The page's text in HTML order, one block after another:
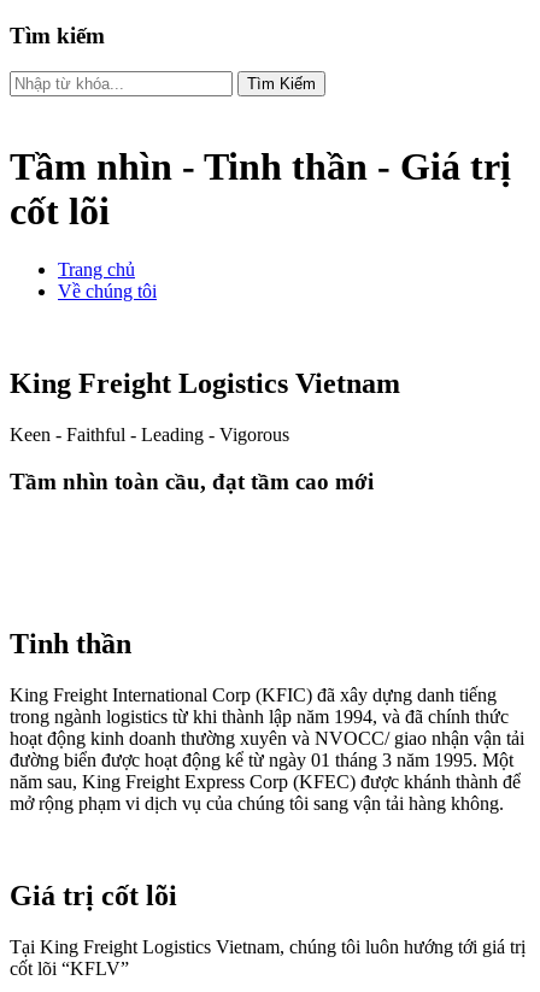
Tìm kiếm
Tìm Kiếm
Tầm nhìn - Tinh thần - Giá trị
cốt lõi
Trang chủ
Về chúng tôi
King Freight Logistics Vietnam
Keen - Faithful - Leading - Vigorous
Tầm nhìn toàn cầu, đạt tầm cao mới
Tinh thần
King Freight International Corp (KFIC) đã xây dựng danh tiếng
trong ngành logistics từ khi thành lập năm 1994, và đã chính thức
hoạt động kinh doanh thường xuyên và NVOCC/ giao nhận vận tải
đường biển được hoạt động kể từ ngày 01 tháng 3 năm 1995. Một
năm sau, King Freight Express Corp (KFEC) được khánh thành để
mở rộng phạm vi dịch vụ của chúng tôi sang vận tải hàng không.
Giá trị cốt lõi
Tại King Freight Logistics Vietnam, chúng tôi luôn hướng tới giá trị
cốt lõi “KFLV”